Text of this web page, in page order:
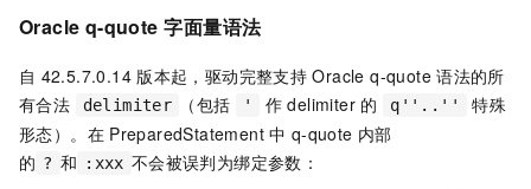
Oracle q-quote 字面量语法
自 42.5.7.0.14 版本起，驱动完整支持 Oracle q-quote 语法的所
有合法
delimiter （包括 ' 作 delimiter 的 q''..''
特殊
形态）。在 PreparedStatement 中 q-quote 内部
的 ? 和 :xxx 不会被误判为绑定参数：